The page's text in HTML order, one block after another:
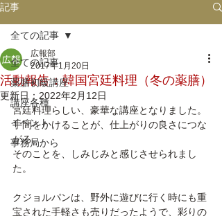
記事
全ての記事
薬膳初級講座
講座各種
イベント
事務局から
全ての記事
活動報告：韓国宮廷料理（冬の薬膳）
広報部
2017年1月20日
更新日： 2022年2月12日
宮廷料理らしい、豪華な講座となりました。
手間をかけることが、仕上がりの良さにつな
がる。
そのことを、しみじみと感じさせられまし
た。
クジョルパンは、野外に遊びに行く時にも重
宝された手軽さも売りだったようで、彩りの